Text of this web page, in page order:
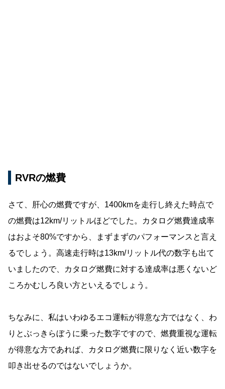
RVRの燃費
さて、肝心の燃費ですが、1400kmを走行し終えた時点で
の燃費は12km/リットルほどでした。カタログ燃費達成率
はおよそ80%ですから、まずまずのパフォーマンスと言え
るでしょう。高速走行時は13km/リットル代の数字も出て
いましたので、カタログ燃費に対する達成率は悪くないど
ころかむしろ良い方といえるでしょう。
ちなみに、私はいわゆるエコ運転が得意な方ではなく、わ
りとぶっきらぼうに乗った数字ですので、燃費重視な運転
が得意な方であれば、カタログ燃費に限りなく近い数字を
叩き出せるのではないでしょうか。